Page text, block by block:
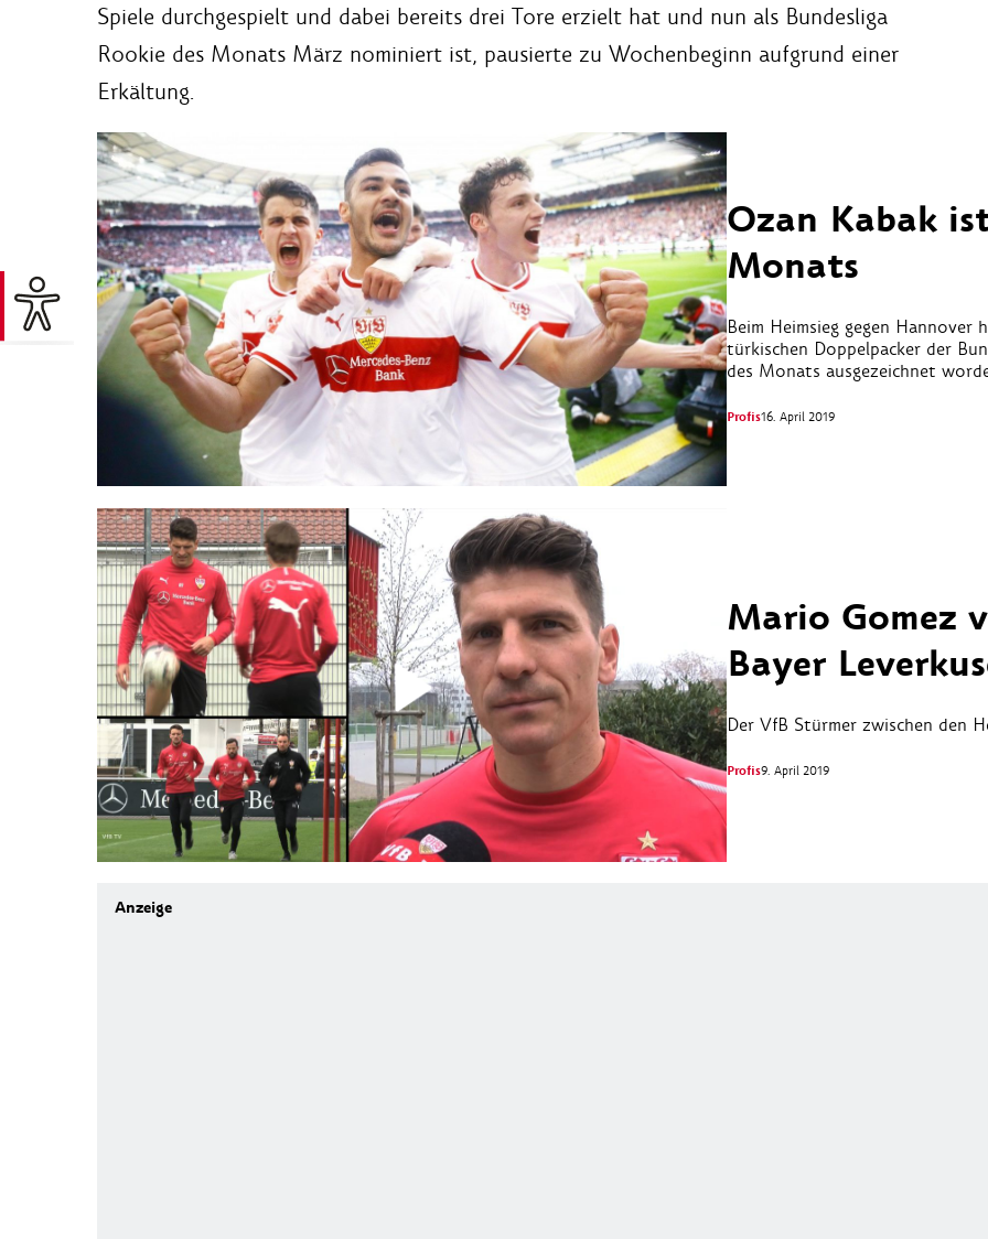
Spiele durchgespielt und dabei bereits drei Tore erzielt hat und nun als Bundesliga
Rookie des Monats März nominiert ist, pausierte zu Wochenbeginn aufgrund einer
Erkältung.
Ozan Kabak
Monats
Beim Heimsieg gegen
türkischen Doppelpacker der
des Monats ausgezeichnet
Profis16. April 2019
Mario Gomez
Bayer
Der VfB Stürmer zwischen den
Profis9. April 2019